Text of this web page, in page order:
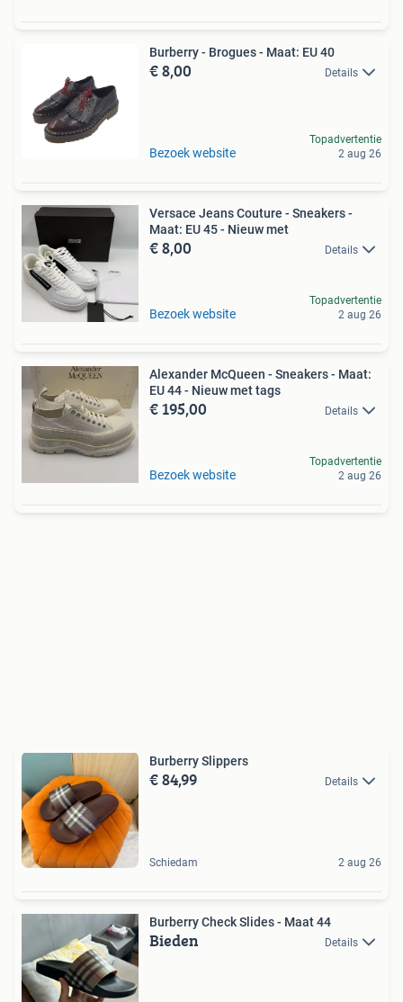
Burberry - Brogues - Maat: EU 40
€ 8,00 Details
Bezoek website
Topadvertentie
2 aug 26
Versace Jeans Couture - Sneakers -
Maat: EU 45 - Nieuw met
€ 8,00 Details
Bezoek website
Topadvertentie
2 aug 26
Alexander McQueen - Sneakers - Maat:
EU 44 - Nieuw met tags
€ 195,00 Details
Bezoek website
Topadvertentie
2 aug 26
Burberry Slippers
€ 84,99 Details
Schiedam 2 aug 26
Burberry Check Slides - Maat 44
Bieden Details